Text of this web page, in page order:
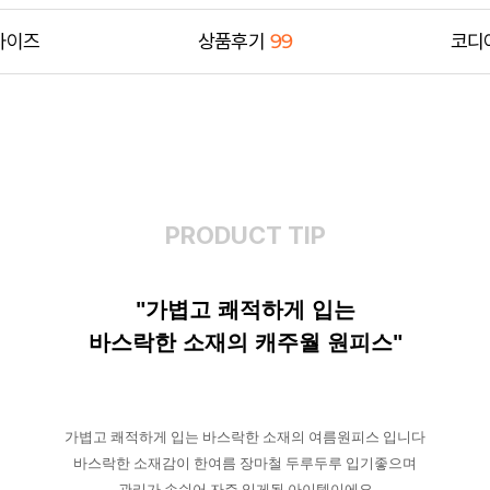
이즈 상품후기 99 코디
PRODUCT TIP
"가볍고 쾌적하게 입는
바스락한 소재의 캐주월 원피스"
가볍고 쾌적하게 입는 바스락한 소재의 여름원피스 입니다
바스락한 소재감이 한여름 장마철 두루두루 입기좋으며